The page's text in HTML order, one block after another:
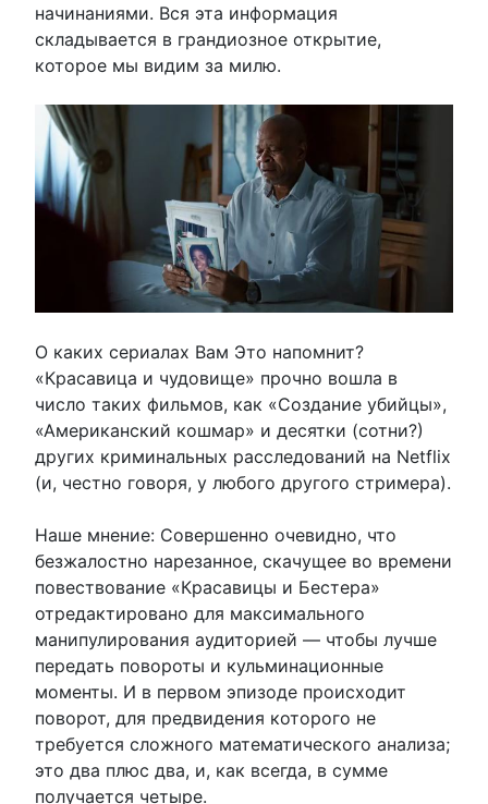
начинаниями. Вся эта информация
складывается в грандиозное открытие,
которое мы видим за милю.
О каких сериалах Вам Это напомнит?
«Красавица и чудовище» прочно вошла в
число таких фильмов, как «Создание убийцы»,
«Американский кошмар» и десятки (сотни?)
других криминальных расследований на Netflix
(и, честно говоря, у любого другого стримера).
Наше мнение: Совершенно очевидно, что
безжалостно нарезанное, скачущее во времени
повествование «Красавицы и Бестера»
отредактировано для максимального
манипулирования аудиторией — чтобы лучше
передать повороты и кульминационные
моменты. И в первом эпизоде происходит
поворот, для предвидения которого не
требуется сложного математического анализа;
это два плюс два, и, как всегда, в сумме
получается четыре.